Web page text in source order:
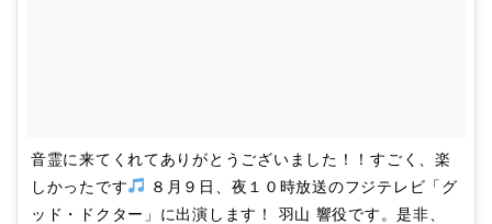
音霊に来てくれてありがとうございました！！すごく、楽
しかったです
８月９日、夜１０時放送のフジテレビ「グ
ッド・ドクター」に出演します！ 羽山 響役です。是非、